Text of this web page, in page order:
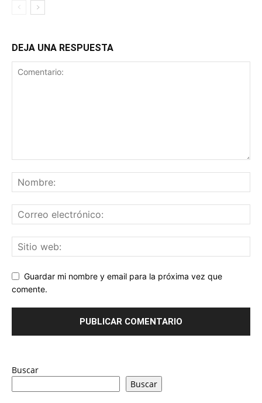
DEJA UNA RESPUESTA
Guardar mi nombre y email para la próxima vez que
comente.
Buscar
Buscar